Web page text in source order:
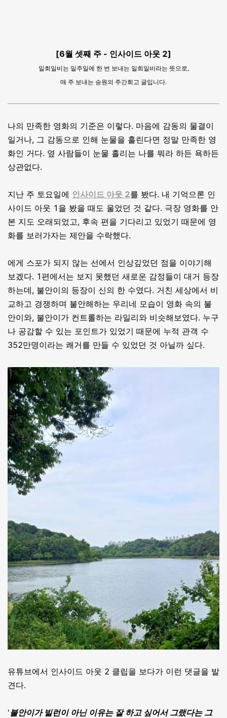
[6월 셋째 주 - 인사이드 아웃 2]
일회일비는 일주일에 한 번 보내는 일희일비라는 뜻으로,
매 주 보내는 승원의 주간회고 글입니다.
나의 만족한 영화의 기준은 이렇다. 마음에 감동의 물결이
일거나, 그 감동으로 인해 눈물을 흘린다면 정말 만족한 영
화인 거다. 옆 사람들이 눈물 흘리는 나를 뭐라 하든 욕하든
상관없다.
지난 주 토요일에 인사이드 아웃 2를 봤다. 내 기억으론 인
사이드 아웃 1을 봤을 때도 울었던 것 같다. 극장 영화를 안
본 지도 오래되었고, 후속 편을 기다리고 있었기 때문에 영
화를 보러가자는 제안을 수락했다.
에게 스포가 되지 않는 선에서 인상깊었던 점을 이야기해
보겠다. 1편에서는 보지 못했던 새로운 감정들이 대거 등장
하는데, 불안이의 등장이 신의 한 수였다. 거친 세상에서 비
교하고 경쟁하며 불안해하는 우리네 모습이 영화 속의 불
안이와, 불안이가 컨트롤하는 라일리와 비슷해보였다. 누구
나 공감할 수 있는 포인트가 있었기 때문에 누적 관객 수
352만명이라는 쾌거를 만들 수 있었던 것 아닐까 싶다.
유튜브에서 인사이드 아웃 2 클립을 보다가 이런 댓글을 발
견다.
'불안이가 빌런이 아닌 이유는 잘 하고 싶어서 그랬다는 그